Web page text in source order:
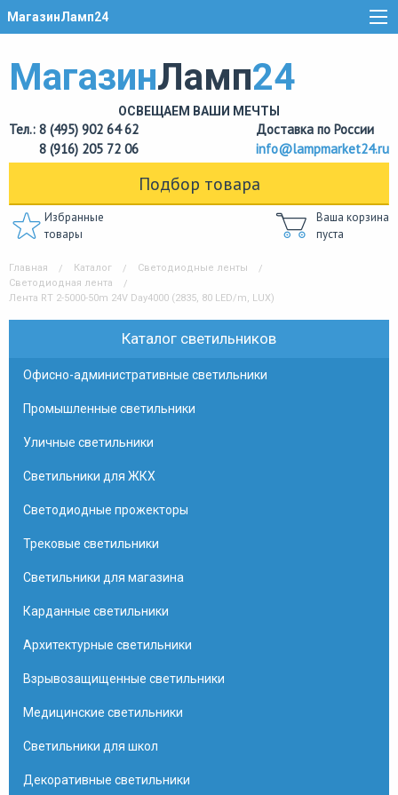
МагазинЛамп24
МагазинЛамп24
ОСВЕЩАЕМ ВАШИ МЕЧТЫ
Тел.: 8 (495) 902 64 62
8 (916) 205 72 06
Доставка по России
info@lampmarket24.ru
Подбор товара
Избранные
товары
Ваша корзина
пуста
Главная Каталог
Светодиодные ленты
Светодиодная лента
Лента RT 2-5000-50m 24V Day4000 (2835, 80 LED/m, LUX)
Каталог светильников
Офисно-административные светильники
Промышленные светильники
Уличные светильники
Светильники для ЖКХ
Светодиодные прожекторы
Трековые светильники
Светильники для магазина
Карданные светильники
Архитектурные светильники
Взрывозащищенные светильники
Медицинские светильники
Светильники для школ
Декоративные светильники